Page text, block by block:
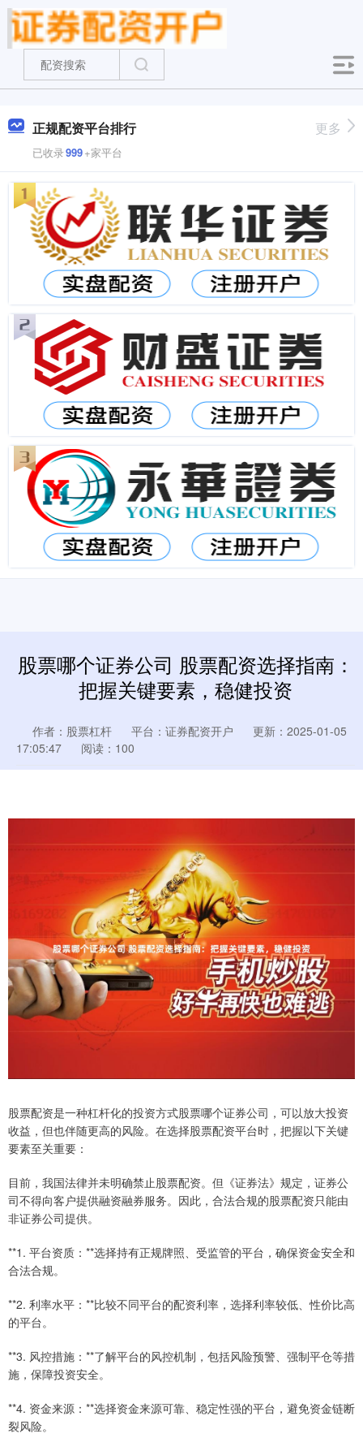
正规配资平台排行
已收录999+家平台
更多
股票哪个证券公司 股票配资选择指南：
把握关键要素，稳健投资
作者：股票杠杆 平台：证券配资开户
更新：2025-01-05
17:05:47
阅读：100
股票配资是一种杠杆化的投资方式股票哪个证券公司，可以放大投资
收益，但也伴随更高的风险。在选择股票配资平台时，把握以下关键
要素至关重要：
目前，我国法律并未明确禁止股票配资。但《证券法》规定，证券公
司不得向客户提供融资融券服务。因此，合法合规的股票配资只能由
非证券公司提供。
**1. 平台资质：**选择持有正规牌照、受监管的平台，确保资金安全和
合法合规。
**2. 利率水平：**比较不同平台的配资利率，选择利率较低、性价比高
的平台。
**3. 风控措施：**了解平台的风控机制，包括风险预警、强制平仓等措
施，保障投资安全。
**4. 资金来源：**选择资金来源可靠、稳定性强的平台，避免资金链断
裂风险。